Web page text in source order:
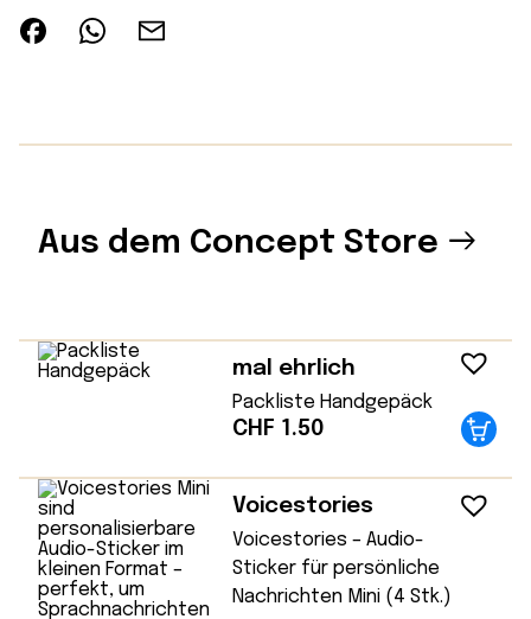
Aus dem Concept Store
mal ehrlich
Packliste Handgepäck
CHF 1.50
Voicestories
Voicestories – Audio-
Sticker für persönliche
Nachrichten Mini (4 Stk.)